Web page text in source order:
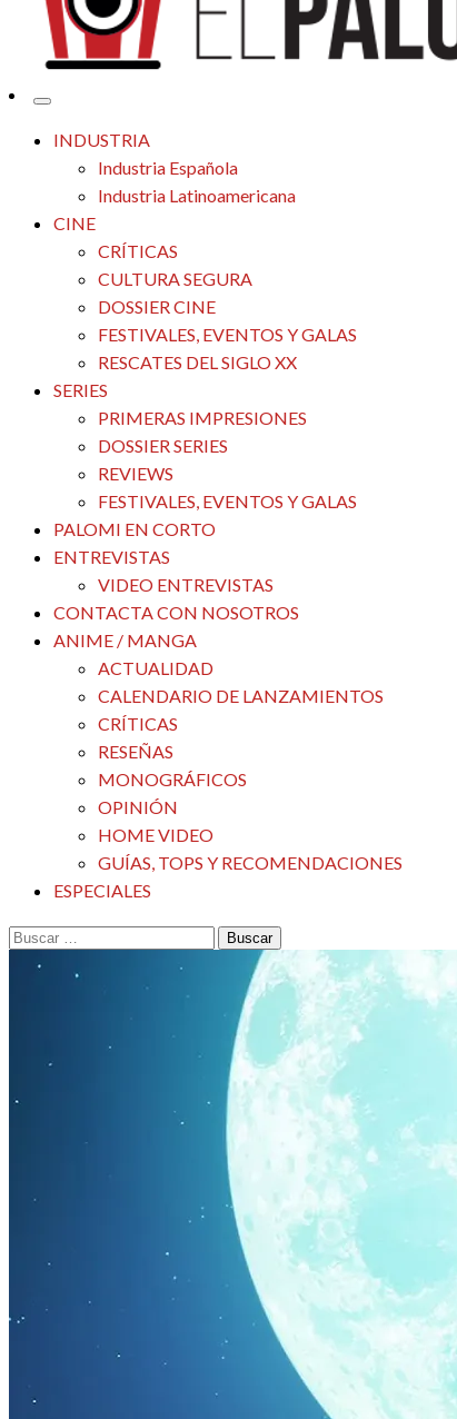
El Palomitrón
Tu espacio de la industria de cine española y latinoamericana
INDUSTRIA
Industria Española
Industria Latinoamericana
CINE
CRÍTICAS
CULTURA SEGURA
DOSSIER CINE
FESTIVALES, EVENTOS Y GALAS
RESCATES DEL SIGLO XX
SERIES
PRIMERAS IMPRESIONES
DOSSIER SERIES
REVIEWS
FESTIVALES, EVENTOS Y GALAS
PALOMI EN CORTO
ENTREVISTAS
VIDEO ENTREVISTAS
CONTACTA CON NOSOTROS
ANIME / MANGA
ACTUALIDAD
CALENDARIO DE LANZAMIENTOS
CRÍTICAS
RESEÑAS
MONOGRÁFICOS
OPINIÓN
HOME VIDEO
GUÍAS, TOPS Y RECOMENDACIONES
ESPECIALES
Buscar: